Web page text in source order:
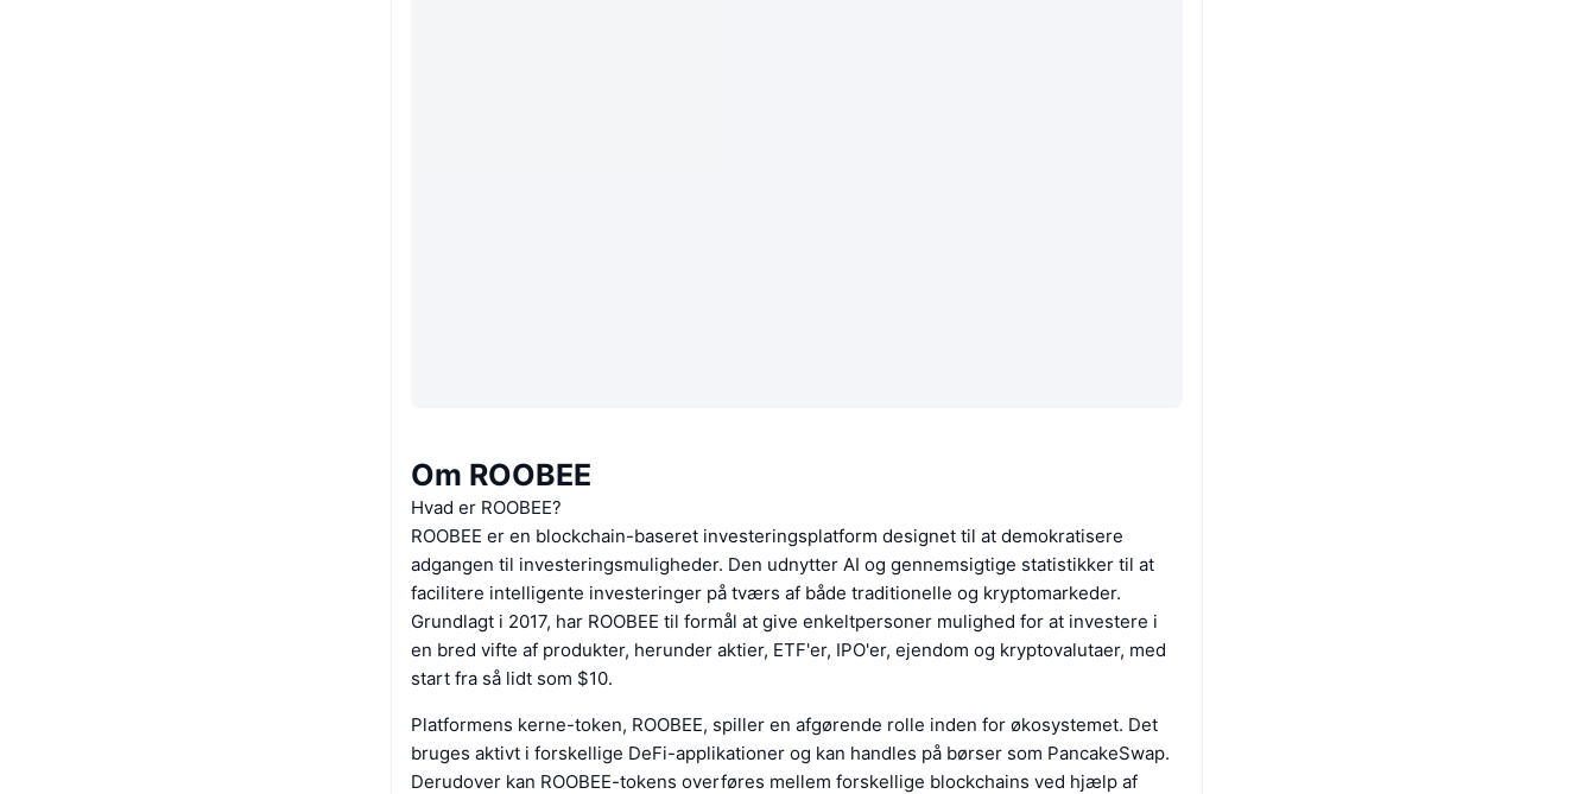
Om ROOBEE
Hvad er ROOBEE?
ROOBEE er en blockchain-baseret investeringsplatform designet til at demokratisere
adgangen til investeringsmuligheder. Den udnytter AI og gennemsigtige statistikker til at
facilitere intelligente investeringer på tværs af både traditionelle og kryptomarkeder.
Grundlagt i 2017, har ROOBEE til formål at give enkeltpersoner mulighed for at investere i
en bred vifte af produkter, herunder aktier, ETF'er, IPO'er, ejendom og kryptovalutaer, med
start fra så lidt som $10.
Platformens kerne-token, ROOBEE, spiller en afgørende rolle inden for økosystemet. Det
bruges aktivt i forskellige DeFi-applikationer og kan handles på børser som PancakeSwap.
Derudover kan ROOBEE-tokens overføres mellem forskellige blockchains ved hjælp af